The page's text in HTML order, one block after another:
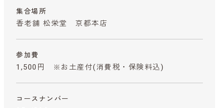
集合場所
香老舗 松栄堂 京都本店
参加費
1,500円 ※お土産付(消費税・保険料込)
コースナンバー